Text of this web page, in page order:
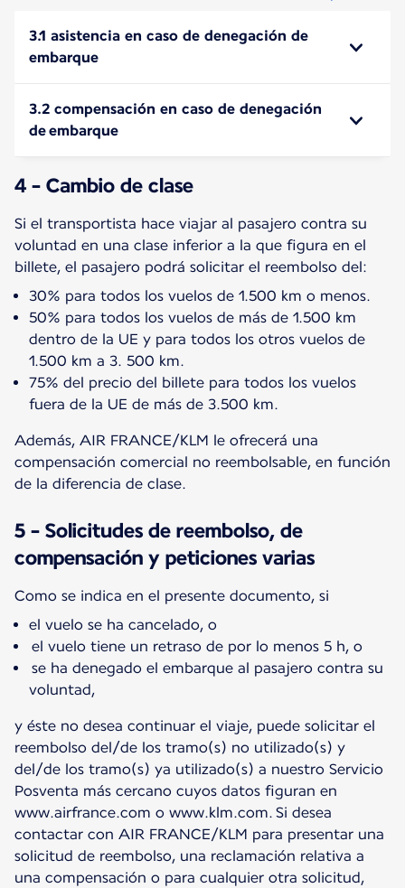
3.1 asistencia en caso de denegación de
embarque
3.2 compensación en caso de denegación
de embarque
4 - Cambio de clase
Si el transportista hace viajar al pasajero contra su
voluntad en una clase inferior a la que figura en el
30% para todos los vuelos de 1.500 km o menos.
50% para todos los vuelos de más de 1.500 km
dentro de la UE y para todos los otros vuelos de
1.500 km a 3. 500 km.
75% del precio del billete para todos los vuelos
fuera de la UE de más de 3.500 km.
Además, AIR FRANCE/KLM le ofrecerá una
compensación comercial no reembolsable, en función
de la diferencia de clase.
5 - Solicitudes de reembolso, de
compensación y peticiones varias
Como se indica en el presente documento, si
el vuelo se ha cancelado, o
el vuelo tiene un retraso de por lo menos 5 h, o
se ha denegado el embarque al pasajero contra su
voluntad,
y éste no desea continuar el viaje, puede solicitar el
reembolso del/de los tramo(s) no utilizado(s) y
del/de los tramo(s) ya utilizado(s) a nuestro Servicio
Posventa más cercano cuyos datos figuran en
www.airfrance.com o www.klm.com. Si desea
contactar con AIR FRANCE/KLM para presentar una
solicitud de reembolso, una reclamación relativa a
una compensación o para cualquier otra solicitud,